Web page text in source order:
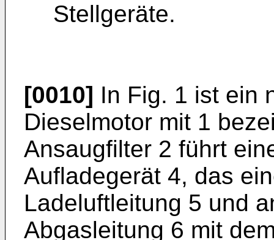
Stellgeräte.
[0010] In Fig. 1 ist ein
Dieselmotor mit 1
Ansaugfilter 2 führt
Aufladegerät 4, das
Ladeluftleitung 5 und
Abgasleitung 6 mit